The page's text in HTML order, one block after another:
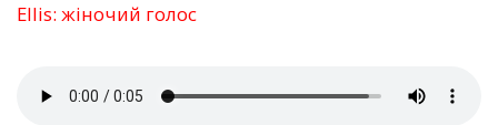
Ellis: жіночий голос